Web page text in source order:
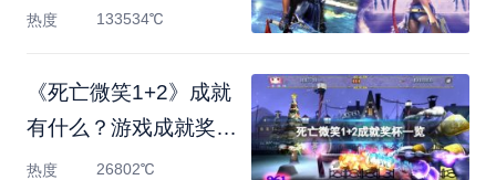
大全（
热度 133534℃
《死亡微笑1+2》成就
有什么？游戏成就奖杯
一览
热度 26802℃